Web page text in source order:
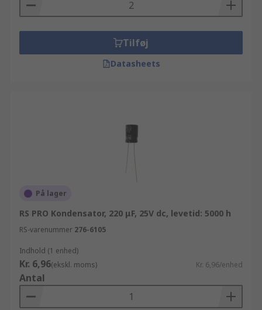
Tilføj
Datasheets
På lager
RS PRO Kondensator, 220 μF, 25V dc, levetid: 5000 h
RS-varenummer 276-6105
Indhold (1 enhed)
Kr. 6,96(ekskl. moms) Kr. 6,96/enhed
Antal